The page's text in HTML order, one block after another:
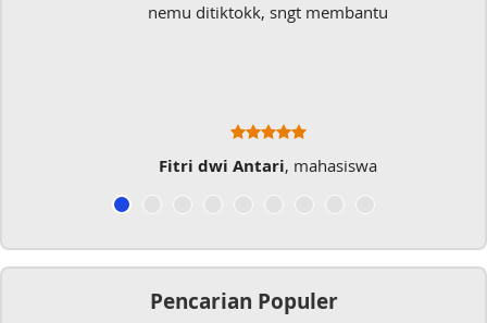
nemu ditiktokk, sngt membantu
Fitri dwi Antari, mahasiswa
Pencarian Populer